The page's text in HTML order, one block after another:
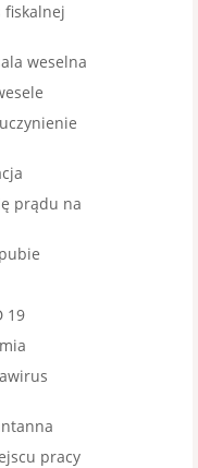
fiskalnej
weselna
prądu na
19
pracy